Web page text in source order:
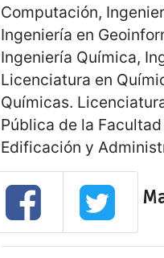
Computación,
Ingeniería en
Ingeniería Química,
Licenciatura en
Químicas.
Pública de la
Edificación y